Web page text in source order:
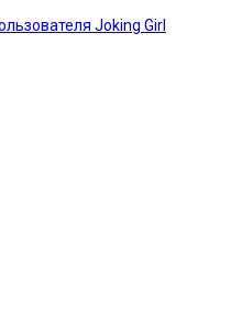
Joking Girl